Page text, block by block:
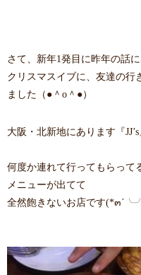
さて、新年1発目に昨年の話に
クリスマスイブに、友達の行
ました（●＾o＾●）
大阪・北新地にあります『
何度か連れて行ってもらって
メニューが出てて
全然飽きないお店です(*๓